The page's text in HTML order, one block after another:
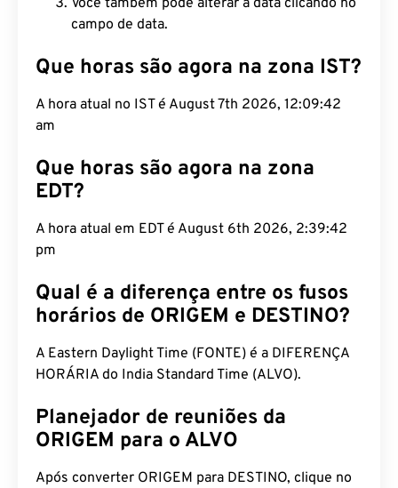
Você também pode alterar a data clicando no
campo de data.
Que horas são agora na zona IST?
A hora atual no IST é August 7th 2026, 12:09:43
am
Que horas são agora na zona
EDT?
A hora atual em EDT é August 6th 2026, 2:39:43
pm
Qual é a diferença entre os fusos
horários de ORIGEM e DESTINO?
A Eastern Daylight Time (FONTE) é a DIFERENÇA
HORÁRIA do India Standard Time (ALVO).
Planejador de reuniões da
ORIGEM para o ALVO
Após converter ORIGEM para DESTINO, clique no